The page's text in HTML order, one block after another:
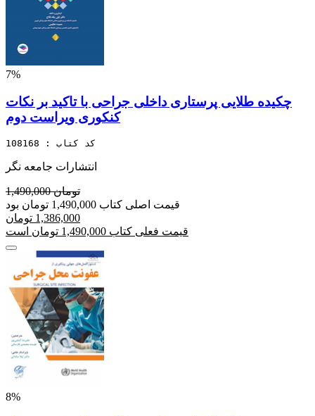
7%
چکیده طلایی پرستاری داخلی جراحی با تاکید بر نکات
کنکوری ویراست دوم
کد کتاب : 108168
انتشارات جامعه نگر
1,490,000 تومان
قیمت اصلی کتاب 1,490,000 تومان بود
1,386,000 تومان
قیمت فعلی کتاب 1,490,000 تومان است
8%